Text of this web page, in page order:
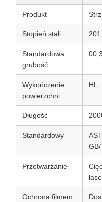
Produkt
Stopień stali
Standardowa
grubość
Wykończenie
powierzchni
HL,
Długość
Standardowy
Przetwarzanie
Ochrona filmem